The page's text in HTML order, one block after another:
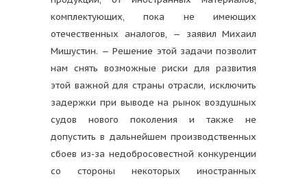
комплектующих, пока не имеющих
отечественных аналогов, — заявил Михаил
Мишустин. — Решение этой задачи позволит
нам снять возможные риски для развития
этой важной для страны отрасли, исключить
задержки при выводе на рынок воздушных
судов нового поколения и также не
допустить в дальнейшем производственных
сбоев из-за недобросовестной конкуренции
со стороны некоторых иностранных